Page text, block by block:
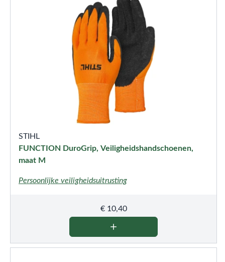
STIHL
FUNCTION DuroGrip, Veiligheidshandschoenen,
maat M
Persoonlijke veiligheidsuitrusting
€10,40